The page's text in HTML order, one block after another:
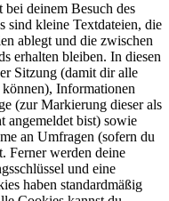
deinem Besuch des
sind kleine Textdateien, die
ablegt und die zwischen
erhalten bleiben. In diesen
Sitzung (damit dir alle
Informationen
(zur Markierung dieser als
angemeldet bist) sowie
an Umfragen (sofern du
Ferner werden deine
und eine
haben standardmäßig